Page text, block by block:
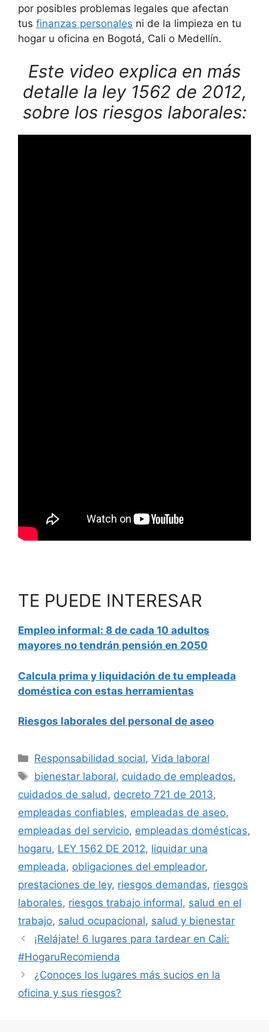
por posibles problemas legales que afectan
tus finanzas personales ni de la limpieza en tu
hogar u oficina en Bogotá, Cali o Medellín.
Este video explica en más
detalle la ley 1562 de 2012,
sobre los riesgos laborales:
TE PUEDE INTERESAR
Empleo informal: 8 de cada 10 adultos
mayores no tendrán pensión en 2050
Calcula prima y liquidación de tu empleada
doméstica con estas herramientas
Riesgos laborales del personal de aseo
Categorías
Responsabilidad social,Vida laboral
Etiquetas
bienestar laboral, cuidado de empleados,
cuidados de salud, decreto 721 de 2013,
empleadas confiables, empleadas de aseo,
empleadas del servicio, empleadas domésticas,
hogaru, LEY 1562 DE 2012, liquidar una
empleada, obligaciones del empleador,
prestaciones de ley, riesgos demandas, riesgos
laborales, riesgos trabajo informal, salud en el
trabajo, salud ocupacional, salud y bienestar
¡Relájate! 6 lugares para tardear en Cali:
#HogaruRecomienda
¿Conoces los lugares más sucios en la
oficina y sus riesgos?